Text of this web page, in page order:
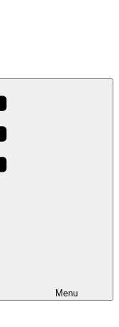
Menu